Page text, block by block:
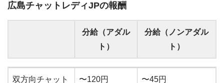
広島チャットレディJPの報酬
分給（アダル
ト）
分給（ノンアダル
ト）
分給（アダル
分給（ノンアダル
双方向チャット 〜120円 〜45円